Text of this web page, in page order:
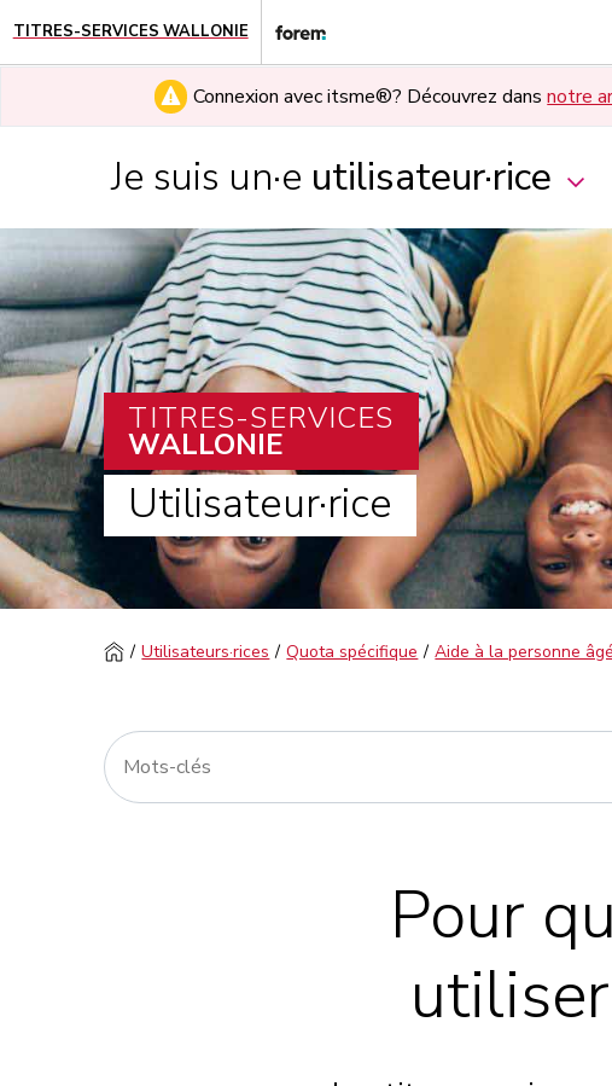
TITRES-SERVICES WALLONIE
Connexion avec itsme®? Découvrez dansnotre
Je suis un·e utilisateur·rice
TITRES-SERVICES
WALLONIE
Utilisateur·rice
Utilisateurs·rices Quota spécifique Aide à la personne
Pour